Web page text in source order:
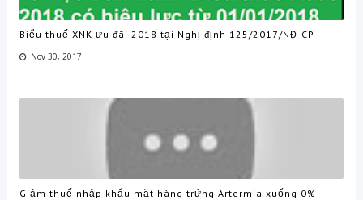
Biểu thuế XNK ưu đãi 2018 tại Nghị định 125/2017/NĐ-CP
Nov 30, 2017
Giảm thuế nhập khẩu mặt hàng trứng Artermia xuống 0%